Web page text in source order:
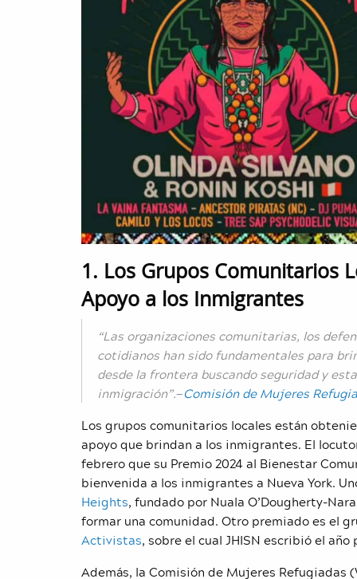
1. Los Grupos Comunitarios
Apoyo a los Inmigrantes
“Las organizaciones comunitarias, los
cotidianos han sido fundamentales para
desde la frontera buscando seguridad y
inmigración”.—Comisión de Mujeres
Los grupos comunitarios locales están
apoyo que brindan a los inmigrantes. El
febrero que su Premio 2024 al Bienestar
bienvenida a los inmigrantes a Nueva York.
Heights, fundado por Nuala O’Dougherty-
formar una comunidad. Otro premiado es el
Activistas, sobre el cual JHISN escribió el
Además, la Comisión de Mujeres Refugiadas